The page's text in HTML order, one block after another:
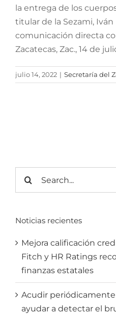
la entrega de los
titular de la Sezami,
comunicación directa
Zacatecas, Zac., 14 de
julio 14, 2022 | Secretaría del
Noticias recientes
Mejora calificación
Fitch y HR Ratings
finanzas estatales
Acudir
ayudar a detectar el